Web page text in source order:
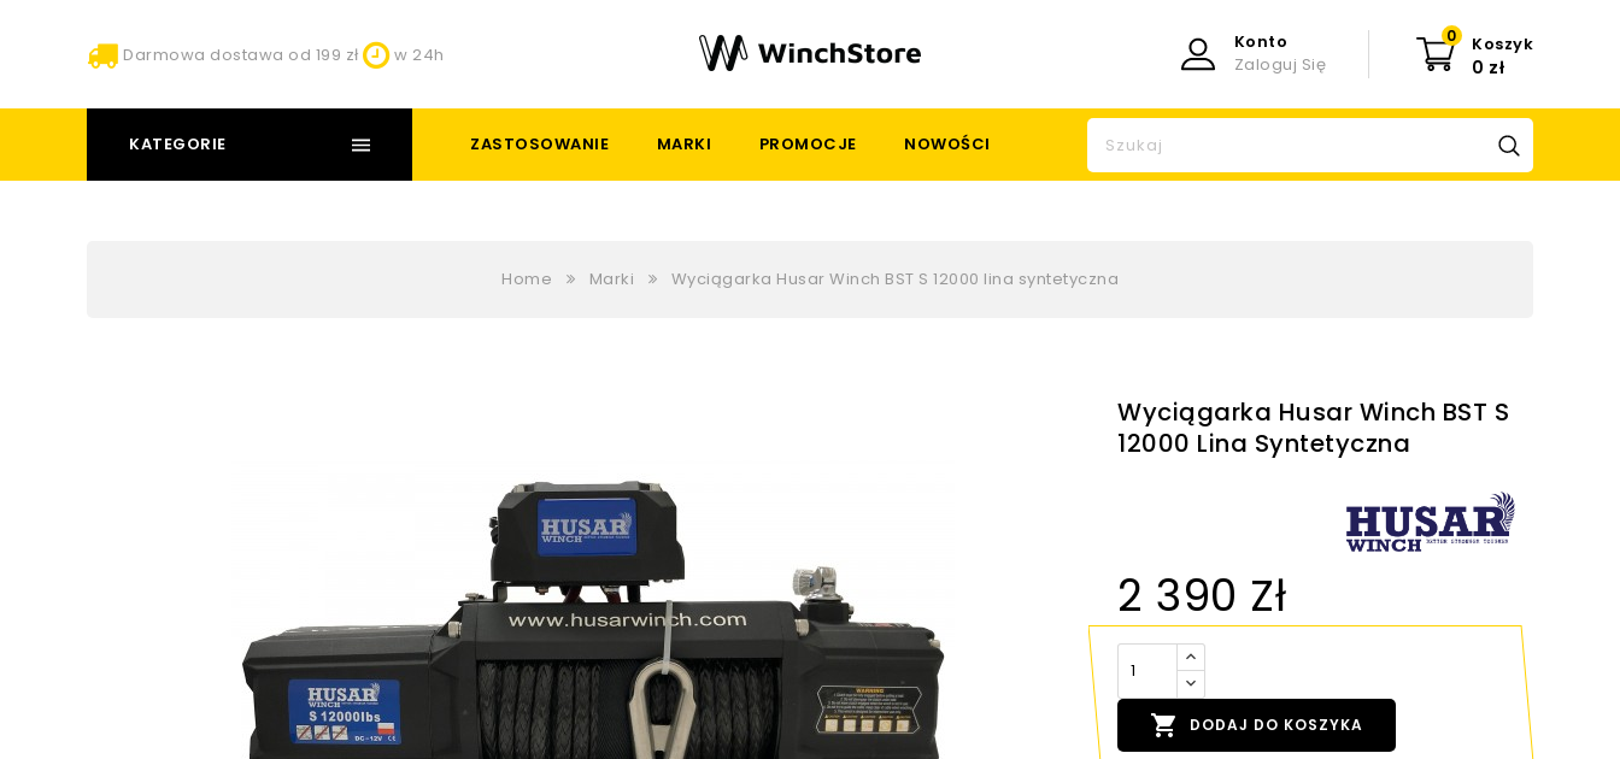
Darmowa dostawa od 199 zł w 24h Koszyk
0
0 zł
Konto
Zaloguj Się
KATEGORIE ZASTOSOWANIE MARKI PROMOCJE NOWOŚCI
Home Marki Wyciągarka Husar Winch BST S 12000 lina syntetyczna
Wyciągarka Husar Winch BST S
12000 Lina Syntetyczna
2 390 Zł
 DODAJ DO KOSZYKA